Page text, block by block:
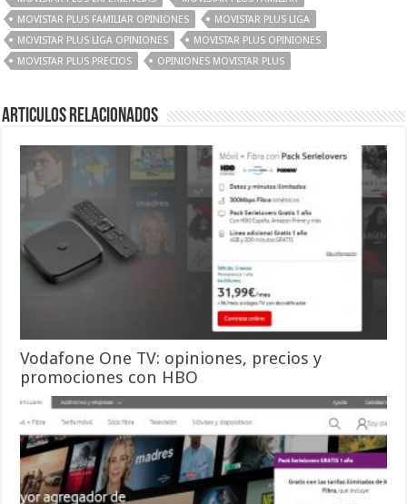
MOVISTAR PLUS FAMILIAR OPINIONES
MOVISTAR PLUS LIGA
MOVISTAR PLUS LIGA OPINIONES
MOVISTAR PLUS OPINIONES
MOVISTAR PLUS PRECIOS
OPINIONES MOVISTAR PLUS
Articulos relacionados
Vodafone One TV: opiniones, precios y
promociones con HBO